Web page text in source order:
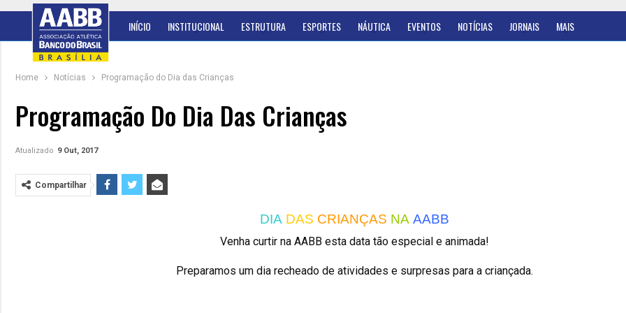
INÍCIO INSTITUCIONAL ESTRUTURA ESPORTES NÁUTICA EVENTOS NOTÍCIAS JORNAIS MAIS
Home Notícias Programação do Dia das Crianças
Programação Do Dia Das Crianças
Atualizado 9 Out, 2017
Compartilhar
DIA DAS CRIANÇAS NA AABB
Venha curtir na AABB esta data tão especial e animada!
Preparamos um dia recheado de atividades e surpresas para a criançada.